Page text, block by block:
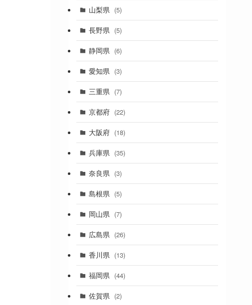
(1)
(5)
(1)
(1)
(11)
(4)
(4)
(17)
(4)
(7)
(3)
(1)
山梨県 (5)
長野県 (5)
静岡県 (6)
愛知県 (3)
三重県 (7)
京都府 (22)
大阪府 (18)
兵庫県 (35)
奈良県 (3)
島根県 (5)
岡山県 (7)
広島県 (26)
香川県 (13)
福岡県 (44)
佐賀県 (2)